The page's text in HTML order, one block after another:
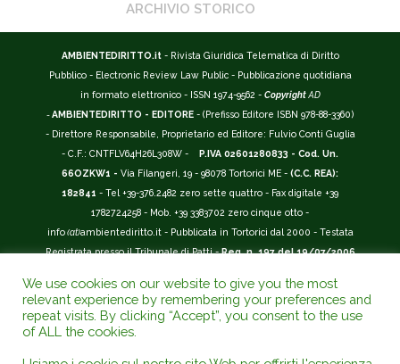
ARCHIVIO STORICO
AMBIENTEDIRITTO.it - Rivista Giuridica Telematica di Diritto
Pubblico - Electronic Review Law Public - Pubblicazione quotidiana
in formato elettronico - ISSN 1974-9562 - Copyright AD
-AMBIENTEDIRITTO - EDITORE - (Prefisso Editore ISBN 978-88-3360)
- Direttore Responsabile, Proprietario ed Editore: Fulvio Conti Guglia
- C.F.: CNTFLV64H26L308W -
P.IVA 02601280833 - Cod. Un.
66OZKW1 - Via Filangeri, 19 - 98078 Tortorici ME - (C.C. REA):
182841 - Tel +39-376.2482 zero sette quattro - Fax digitale +39
1782724258 - Mob. +39 3383702 zero cinque otto -
info(at)ambientediritto.it - Pubblicata in Tortorici dal 2000 - Testata
Registrata presso il Tribunale di Patti -Reg. n. 197 del 19/07/2006
__________
La Rivista Giuridica AMBIENTEDIRITTO.IT ISSN 1974-9562
riconosciuta ed inserita nell'Area 12 - (
We use cookies on our website to give you the most
relevant experience by remembering your preferences and
repeat visits. By clicking “Accept”, you consent to the use
of ALL the cookies.